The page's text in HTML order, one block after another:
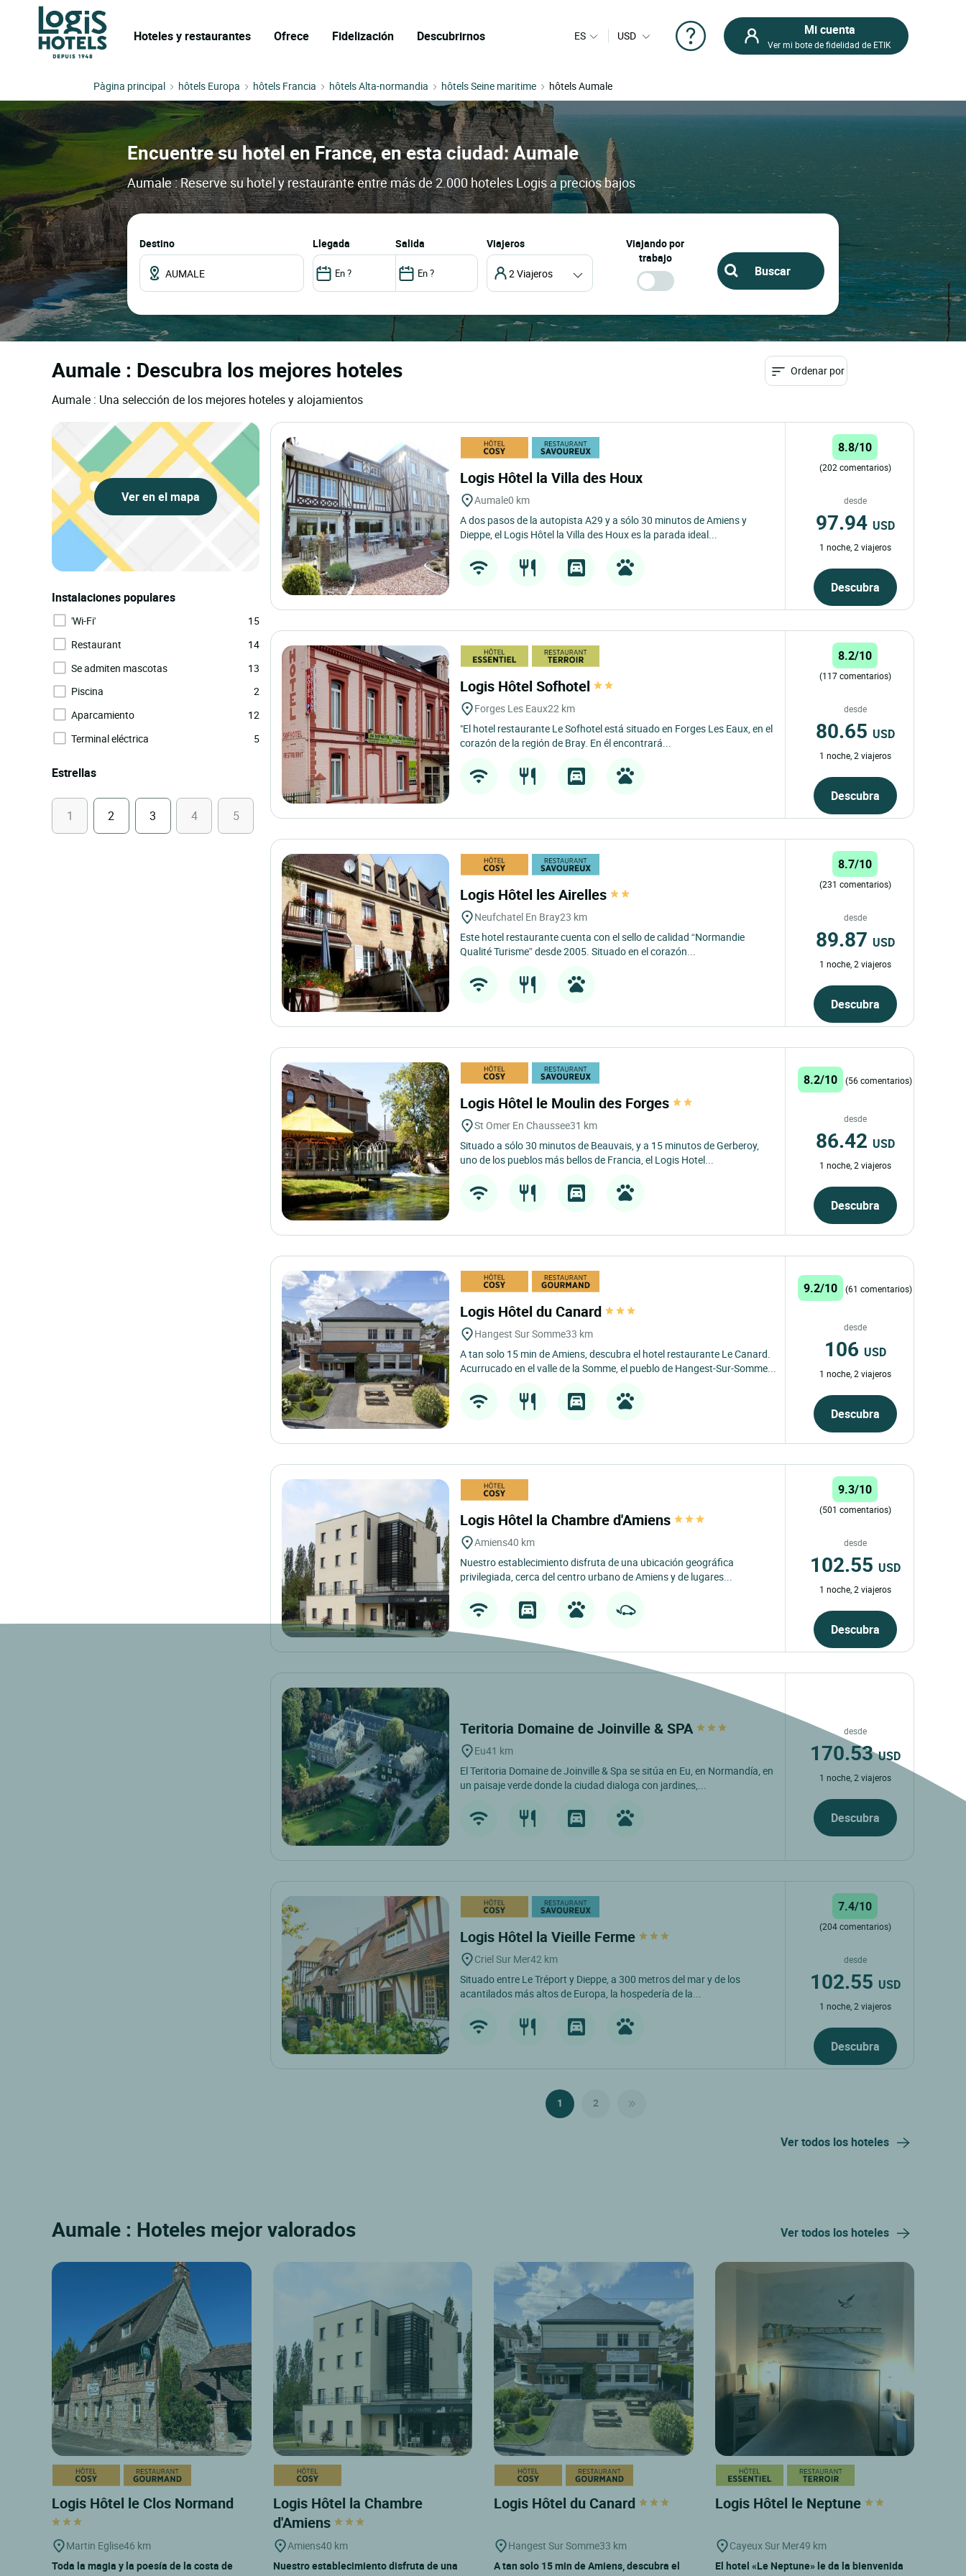
Hoteles y restaurantes Ofrece Fidelización Descubrirnos ES USD Mi cuenta
Ver mi bote de fidelidad de ETIK
Pàgina principal hôtels Europa hôtels Francia hôtels Alta-normandia hôtels Seine maritime hôtels Aumale
Encuentre su hotel en France, en esta ciudad: Aumale
Aumale : Reserve su hotel y restaurante entre más de 2.000 hoteles Logis a precios bajos
Destino llegada salida Viajeros
2 Viajeros
Viajando por
trabajo
Aumale : Descubra los mejores hoteles
Aumale : Una selección de los mejores hoteles y alojamientos
Ordenar por
Ver en el mapa
Instalaciones populares
'Wi-Fi'
15
Restaurant
14
Se admiten mascotas
13
Piscina
2
Aparcamiento
12
Terminal eléctrica
5
Estrellas
1 2 3 4 5
Logis Hôtel la Villa des Houx
Aumale0 km
A dos pasos de la autopista A29 y a sólo 30 minutos de Amiens y
Dieppe, el Logis Hôtel la Villa des Houx es la parada ideal...
8.8/10
(202 comentarios)
desde
97.94 USD
1 noche, 2 viajeros
Descubra
Logis Hôtel Sofhotel
Forges Les Eaux22 km
"El hotel restaurante Le Sofhotel está situado en Forges Les Eaux, en el
corazón de la región de Bray. En él encontrará...
8.2/10
(117 comentarios)
desde
80.65 USD
1 noche, 2 viajeros
Descubra
Logis Hôtel les Airelles
Neufchatel En Bray23 km
Este hotel restaurante cuenta con el sello de calidad “Normandie
Qualité Turisme” desde 2005. Situado en el corazón...
8.7/10
(231 comentarios)
desde
89.87 USD
1 noche, 2 viajeros
Descubra
Logis Hôtel le Moulin des Forges
St Omer En Chaussee31 km
Situado a sólo 30 minutos de Beauvais, y a 15 minutos de Gerberoy,
uno de los pueblos más bellos de Francia, el Logis Hotel...
8.2/10 (56 comentarios)
desde
86.42 USD
1 noche, 2 viajeros
Descubra
Logis Hôtel du Canard
Hangest Sur Somme33 km
A tan solo 15 min de Amiens, descubra el hotel restaurante Le Canard.
Acurrucado en el valle de la Somme, el pueblo de Hangest-Sur-Somme...
9.2/10 (61 comentarios)
desde
106 USD
1 noche, 2 viajeros
Descubra
Logis Hôtel la Chambre d'Amiens
Amiens40 km
Nuestro establecimiento disfruta de una ubicación geográfica
privilegiada, cerca del centro urbano de Amiens y de lugares...
9.3/10
(501 comentarios)
desde
102.55 USD
1 noche, 2 viajeros
Descubra
Teritoria Domaine de Joinville & SPA
Eu41 km
El Teritoria Domaine de Joinville & Spa se sitúa en Eu, en Normandía, en
un paisaje verde donde la ciudad dialoga con jardines,...
desde
170.53USD
1 noche, 2 viajeros
Descubra
Logis Hôtel la Vieille Ferme
Criel Sur Mer42 km
Situado entre Le Tréport y Dieppe, a 300 metros del mar y de los
acantilados más altos de Europa, la hospedería de la...
7.4/10
(204 comentarios)
desde
102.55 USD
1 noche, 2 viajeros
Descubra
1 2
Ver todos los hoteles
Aumale : Hoteles mejor valorados Ver todos los hoteles
Logis Hôtel le Clos Normand
Martin Eglise46 km
Toda la magia y la poesía de la costa de
Logis Hôtel la Chambre
d'Amiens
Amiens40 km
Nuestro establecimiento disfruta de una
Logis Hôtel du Canard
Hangest Sur Somme33 km
A tan solo 15 min de Amiens, descubra el
Logis Hôtel le Neptune
Cayeux Sur Mer49 km
El hotel «Le Neptune» le da la bienvenida